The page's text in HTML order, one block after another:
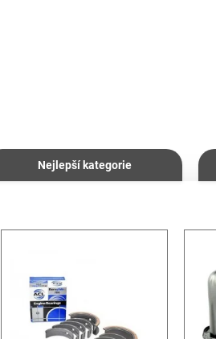
Nejlepší kategorie